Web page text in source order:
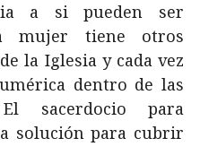
a si pueden ser
mujer tiene otros
la Iglesia y cada vez
dentro de las
sacerdocio para
solución para cubrir